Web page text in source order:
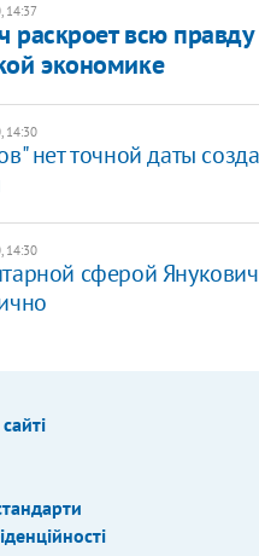
14:37
раскроет всю
экономике
14:30
нет точной даты
14:30
сферой